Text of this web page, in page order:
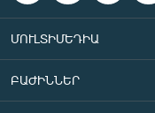
ՄՈՒԼՏԻՄԵԴԻԱ
ԲԱԺԻՆՆԵՐ